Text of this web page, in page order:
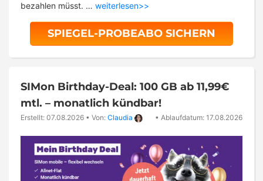
bezahlen müsst. … weiterlesen>>
SPIEGEL-PROBEABO SICHERN
SIMon Birthday-Deal: 100 GB ab 11,99€
mtl. – monatlich kündbar!
Erstellt: 07.08.2026 • Von: Claudia • Ablaufdatum: 17.08.2026